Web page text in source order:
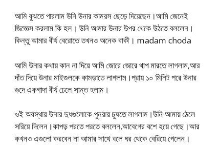
আমি বুঝতে পারলাম উনি উনার কামরস ছেড়ে দিয়েছেন।আমি জেনেই
জিজ্ঞেস করলাম কি হল। উনি আমার উনার উপর থেকে উঠতে বললেন।
কিন্তু আমার বীর্য বেরোতে তখনও অনেক বাকী। madam choda
আমি উনার কথায় কান না দিয়ে আমি জোরে জোরে থাপ মারতে লাগলাম,আর
দাঁত দিয়ে উনার মাইগুলকে কামড়াতে লাগলাম।প্রায় ১০ মিনিট পরে উনার
গুদে একগাদা বীর্য ঢেলে সান্ত হলাম।
ওই অবস্থায় উনার দুধগুলোকে পুনরায় চুষতে লাগলাম।উনি আমায় ঠেলে
সরিয়ে দিলেন।কাপড় পরতে পরতে বললেন,আবেগের বশে হয়ে গেছে।আর
কখনও এগুলো করবেন না আমার সাথে বলে ঘর থেকে বেরিয়ে গেলেন।